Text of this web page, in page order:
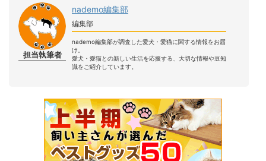
担当執筆者
nademo編集部
編集部
nademo編集部が調査した愛犬・愛猫に関する情報をお届
け。
愛犬・愛猫との新しい生活を応援する、大切な情報や豆知
識をご紹介しています。